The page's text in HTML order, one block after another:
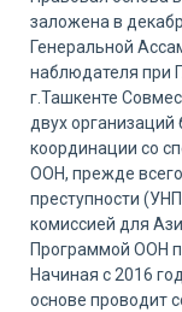
заложена в
Генеральной
наблюдателя при
г.Ташкенте
двух
координации со
ООН, прежде
преступности
комиссией для
Программой ООН
Начиная с 2016
основе проводит